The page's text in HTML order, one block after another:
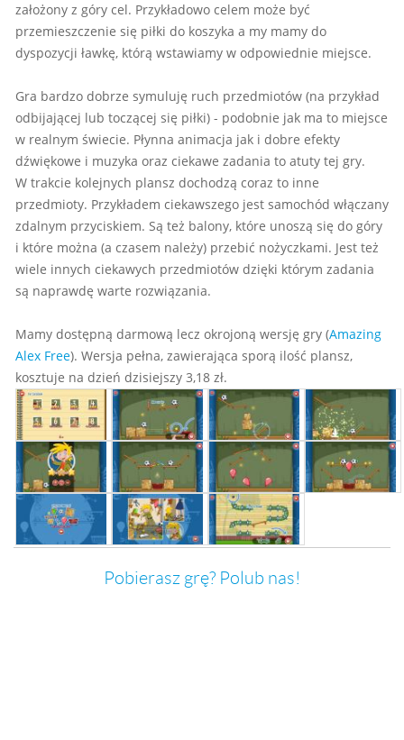
założony z góry cel. Przykładowo celem może być
przemieszczenie się piłki do koszyka a my mamy do
dyspozycji ławkę, którą wstawiamy w odpowiednie miejsce.
Gra bardzo dobrze symuluję ruch przedmiotów (na przykład
odbijającej lub toczącej się piłki) - podobnie jak ma to miejsce
w realnym świecie. Płynna animacja jak i dobre efekty
dźwiękowe i muzyka oraz ciekawe zadania to atuty tej gry.
W trakcie kolejnych plansz dochodzą coraz to inne
przedmioty. Przykładem ciekawszego jest samochód włączany
zdalnym przyciskiem. Są też balony, które unoszą się do góry
i które można (a czasem należy) przebić nożyczkami. Jest też
wiele innych ciekawych przedmiotów dzięki którym zadania
są naprawdę warte rozwiązania.
Mamy dostępną darmową lecz okrojoną wersję gry (Amazing
Alex Free). Wersja pełna, zawierająca sporą ilość plansz,
kosztuje na dzień dzisiejszy 3,18 zł.
Pobierasz grę? Polub nas!